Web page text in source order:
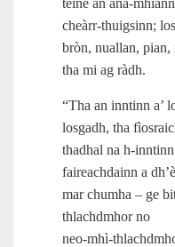
teine an
cheàrr‑thuigsinn;
bròn, nuallan, pian,
tha mi ag ràdh.
“Tha an inntinn a’
losgadh, tha
thadhal na
faireachdainn a
mar chumha – ge
thlachdmhor no